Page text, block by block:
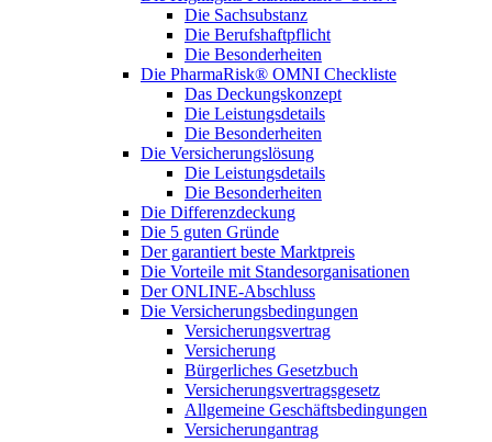
Die Sachsubstanz
Die Berufshaftpflicht
Die Besonderheiten
Die PharmaRisk® OMNI Checkliste
Das Deckungskonzept
Die Leistungsdetails
Die Besonderheiten
Die Versicherungslösung
Die Leistungsdetails
Die Besonderheiten
Die Differenzdeckung
Die 5 guten Gründe
Der garantiert beste Marktpreis
Die Vorteile mit Standesorganisationen
Der ONLINE-Abschluss
Die Versicherungsbedingungen
Versicherungsvertrag
Versicherung
Bürgerliches Gesetzbuch
Versicherungsvertragsgesetz
Allgemeine Geschäftsbedingungen
Versicherungantrag